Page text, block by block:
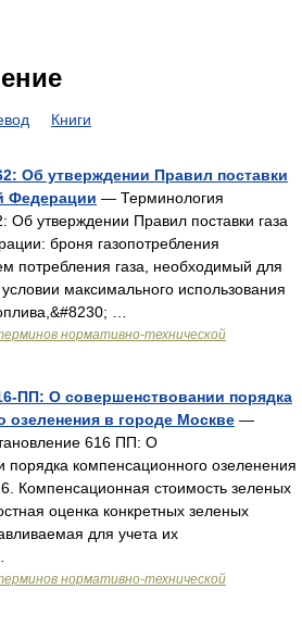
Книги
Об утверждении Правил поставки
Федерации — Терминология
Об утверждении Правил поставки газа
броня газопотребления
потребления газа, необходимый для
максимального использования
…
нормативно-технической
ПП: О совершенствовании порядка
озеленения в городе Москве —
616 ПП: О
порядка компенсационного озеленения
Компенсационная стоимость зеленых
оценка конкретных зеленых
для учета их
нормативно-технической